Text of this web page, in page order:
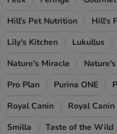
Hill's Pet Nutrition
Hill's
Lily's Kitchen
Lukullus
Nature's Miracle
Pro Plan
Purina ONE
Royal Canin
Royal
Smilla
Taste of the Wild